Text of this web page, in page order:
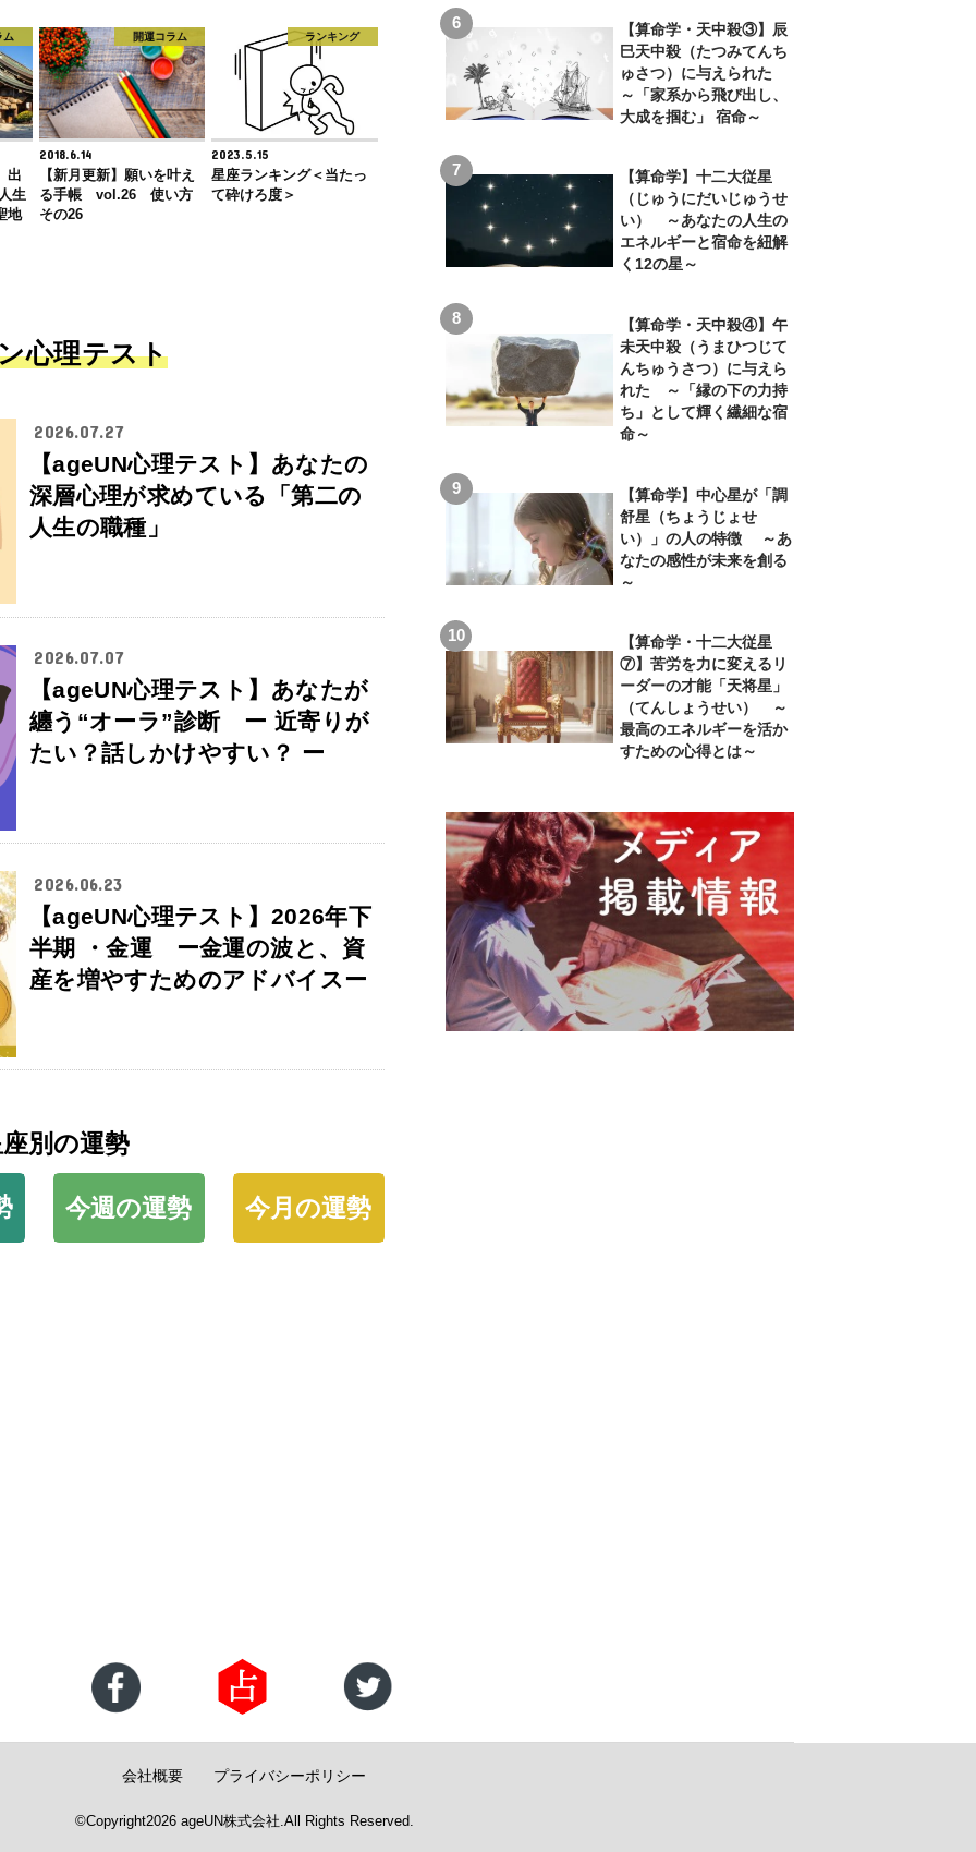
ム
出
生
地
開運コラム
2018.6.14
【新月更新】願いを叶え
る手帳 vol.26 使い方
その26
ランキング
2023.5.15
星座ランキング＜当たっ
て砕けろ度＞
心理テスト
2026.07.27
【ageUN心理テスト】あなたの
深層心理が求めている「第二の
人生の職種」
2026.07.07
【ageUN心理テスト】あなたが
纏う“オーラ”診断 ー 近寄りが
たい？話しかけやすい？ ー
2026.06.23
【ageUN心理テスト】2026年下
半期 ・金運 ー金運の波と、資
産を増やすためのアドバイスー
別の運勢
今週の運勢 今月の運勢
【算命学・天中殺③】辰
巳天中殺（たつみてんち
ゅさつ）に与えられた
～「家系から飛び出し、
大成を掴む」 宿命～
【算命学】十二大従星
（じゅうにだいじゅうせ
い） ～あなたの人生の
エネルギーと宿命を紐解
く12の星～
【算命学・天中殺④】午
未天中殺（うまひつじて
んちゅうさつ）に与えら
れた ～「縁の下の力持
ち」として輝く繊細な宿
命～
【算命学】中心星が「調
舒星（ちょうじょせ
い）」の人の特徴 ～あ
なたの感性が未来を創る
～
【算命学・十二大従星
⑦】苦労を力に変えるリ
ーダーの才能「天将星」
（てんしょうせい） ～
最高のエネルギーを活か
すための心得とは～
会社概要 プライバシーポリシー
©Copyright2026 ageUN株式会社.All Rights Reserved.